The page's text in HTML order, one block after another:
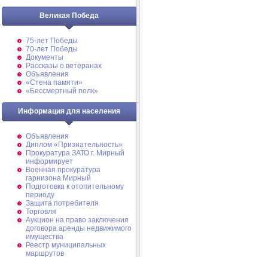
Великая Победа
75-лет Победы
70-лет Победы
Документы
Рассказы о ветеранах
Объявления
«Стена памяти»
«Бессмертный полк»
Информация для населения
Объявления
Диплом «Признательность»
Прокуратура ЗАТО г. Мирный
информирует
Военная прокуратура
гарнизона Мирный
Подготовка к отопительному
периоду
Защита потребителя
Торговля
Аукцион на право заключения
договора аренды недвижимого
имущества
Реестр муниципальных
маршрутов